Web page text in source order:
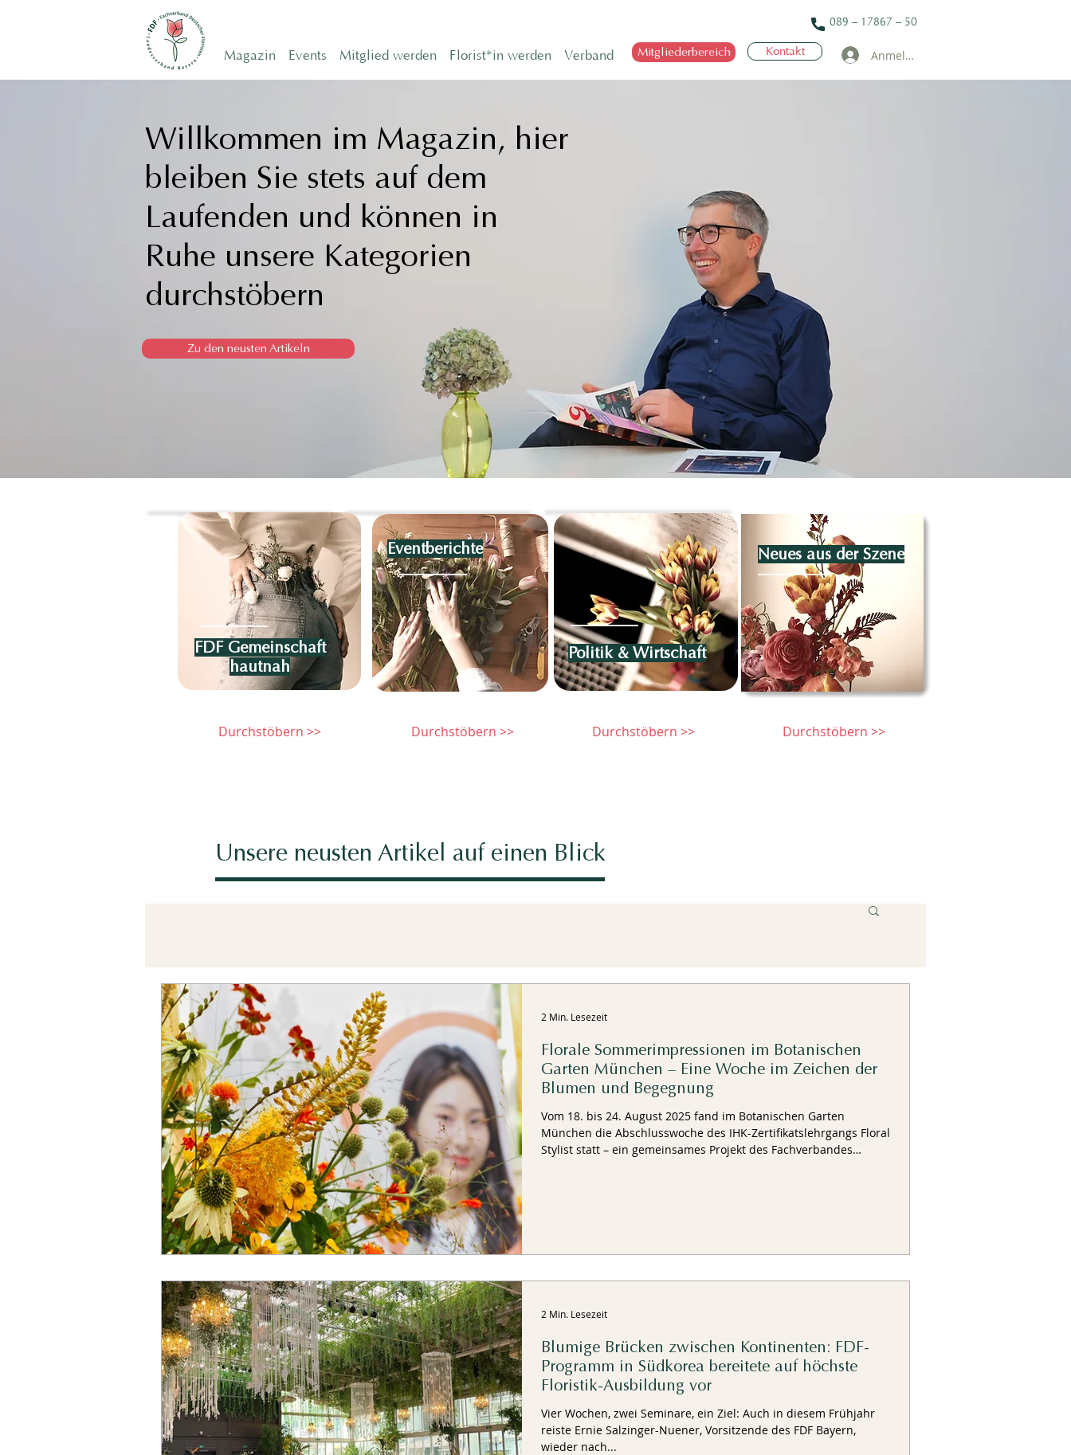
Magazin Events Mitglied werden Florist*in werden Verband
089 – 17867 – 50
Mitgliederbereich Kontakt Anmelden
Willkommen im Magazin, hier
bleiben Sie stets auf dem
Laufenden und können in
Ruhe unsere Kategorien
durchstöbern
Zu den neusten Artikeln
FDF Gemeinschaft
hautnah
Eventberichte
Politik- &
Wirtschaftsnachrichten
FDF Gemeinschaft
hautnah
Durchstöbern >>
Eventberichte
Durchstöbern >>
Politik & Wirtschaft
Durchstöbern >>
Neues aus der Szene
Durchstöbern >>
Unsere neusten Artikel auf einen Blick
Florale Sommerimpressionen im Botanischen
Garten München – Eine Woche im Zeichen der
Blumen und Begegnung
Vom 18. bis 24. August 2025 fand im Botanischen Garten
München die Abschlusswoche des IHK-Zertifikatslehrgangs Floral
Stylist statt – ein gemeinsames Projekt des Fachverbandes
2 Min. Lesezeit
Blumige Brücken zwischen Kontinenten: FDF-
Programm in Südkorea bereitete auf höchste
Floristik-Ausbildung vor
Vier Wochen, zwei Seminare, ein Ziel: Auch in diesem Frühjahr
reiste Ernie Salzinger-Nuener, Vorsitzende des FDF Bayern,
wieder nach...
2 Min. Lesezeit